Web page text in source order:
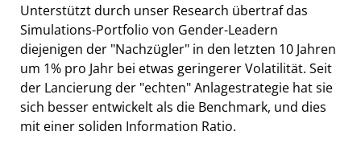
Unterstützt durch unser Research übertraf das
Simulations-Portfolio von Gender-Leadern
diejenigen der "Nachzügler" in den letzten 10 Jahren
um 1% pro Jahr bei etwas geringerer Volatilität. Seit
der Lancierung der "echten" Anlagestrategie hat sie
sich besser entwickelt als die Benchmark, und dies
mit einer soliden Information Ratio.